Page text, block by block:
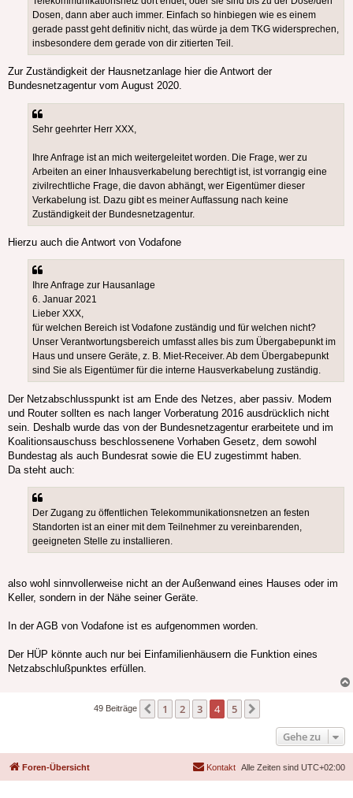
Dosen, dann aber auch immer. Einfach so hinbiegen wie es einem
gerade passt geht definitiv nicht, das würde ja dem TKG widersprechen,
insbesondere dem gerade von dir zitierten Teil.
Zur Zuständigkeit der Hausnetzanlage hier die Antwort der
Bundesnetzagentur vom August 2020.
Sehr geehrter Herr XXX,
Ihre Anfrage ist an mich weitergeleitet worden. Die Frage, wer zu
Arbeiten an einer Inhausverkabelung berechtigt ist, ist vorrangig eine
zivilrechtliche Frage, die davon abhängt, wer Eigentümer dieser
Verkabelung ist. Dazu gibt es meiner Auffassung nach keine
Zuständigkeit der Bundesnetzagentur.
Hierzu auch die Antwort von Vodafone
Ihre Anfrage zur Hausanlage
6. Januar 2021
Lieber XXX,
für welchen Bereich ist Vodafone zuständig und für welchen nicht?
Unser Verantwortungsbereich umfasst alles bis zum Übergabepunkt im
Haus und unsere Geräte, z. B. Miet-Receiver. Ab dem Übergabepunkt
sind Sie als Eigentümer für die interne Hausverkabelung zuständig.
Der Netzabschlusspunkt ist am Ende des Netzes, aber passiv. Modem
und Router sollten es nach langer Vorberatung 2016 ausdrücklich nicht
sein. Deshalb wurde das von der Bundesnetzagentur erarbeitete und im
Koalitionsauschuss beschlossenene Vorhaben Gesetz, dem sowohl
Bundestag als auch Bundesrat sowie die EU zugestimmt haben.
Da steht auch:
Der Zugang zu öffentlichen Telekommunikationsnetzen an festen
Standorten ist an einer mit dem Teilnehmer zu vereinbarenden,
geeigneten Stelle zu installieren.
also wohl sinnvollerweise nicht an der Außenwand eines Hauses oder im
Keller, sondern in der Nähe seiner Geräte.
In der AGB von Vodafone ist es aufgenommen worden.
Der HÜP könnte auch nur bei Einfamilienhäusern die Funktion eines
Netzabschlußpunktes erfüllen.
49 Beiträge Vorherige
1 2 3 4 5
Gehe zu
Foren-Übersicht Alle Zeiten sind UTC+02:00
Kontakt